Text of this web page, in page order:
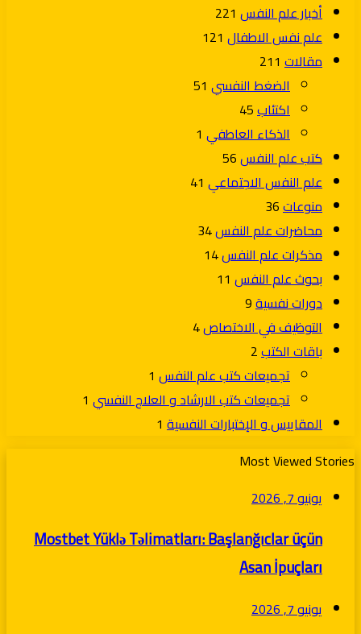
أخبار علم النفس 221
علم نفس الاطفال 121
مقالات 211
الضغط النفسي 51
اكتئاب45
الذكاء العاطفي 1
كتب علم النفس56
علم النفس الاجتماعي 41
منوعات36
محاضرات علم النفس34
مذكرات علم النفس14
بحوث علم النفس 11
دورات نفسية9
التوظيف في الاختصاص4
باقات الكتب2
تجميعات كتب علم النفس 1
تجميعات كتب الارشاد و العلاج النفسي 1
المقاييس و الإختبارات النفسية 1
Most Viewed Stories
يونيو 7, 2026
Mostbet Yüklə Təlimatları: Başlanğıclar üçün
Asan İpuçları
يونيو 7, 2026